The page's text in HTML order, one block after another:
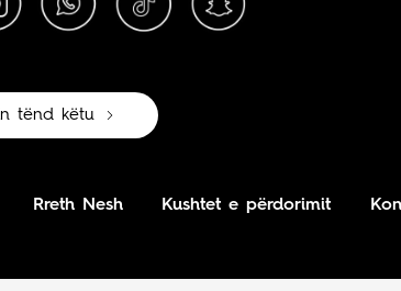
tënd këtu
Rreth Nesh Kushtet e përdorimit